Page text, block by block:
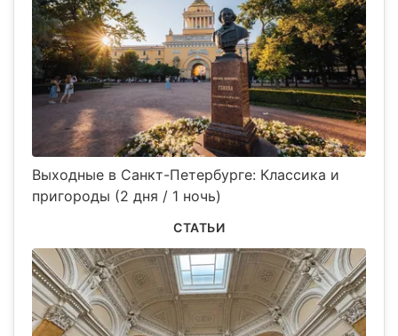
Выходные в Санкт-Петербурге: Классика и
пригороды (2 дня / 1 ночь)
СТАТЬИ